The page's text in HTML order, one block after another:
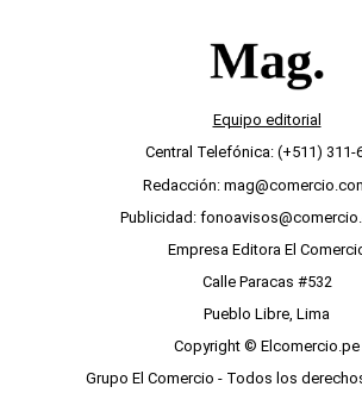
Equipo editorial
Central Telefónica: (+511) 311-
Redacción:
Publicidad:
Empresa Editora El
Calle Paracas #532
Pueblo Libre, Lima
Copyright © Elcomercio.pe
Grupo El Comercio - Todos los